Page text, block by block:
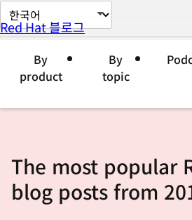
페
이
변
Red Hat 블로그
By
product
By
topic
The most popular
blog posts from